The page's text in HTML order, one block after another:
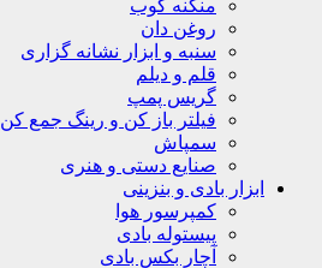
منگنه کوب
روغن دان
سنبه و ابزار نشانه گزاری
قلم و دیلم
گریس پمپ
فیلتر باز کن و رینگ جمع کن
سمپاش
صنایع دستی و هنری
ابزار بادی و بنزینی
کمپرسور هوا
پیستوله بادی
آچار بکس بادی